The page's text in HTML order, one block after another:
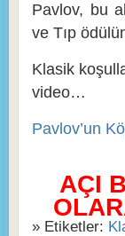
Pavlov, bu
ve Tıp
Klasik
video…
Pavlov’un
AÇI
» Etiketler: